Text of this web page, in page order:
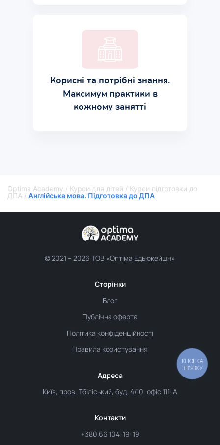
Корисні та потрібні знання.
Максимум практики в
кожному занятті
Optima Academy / Курси для дітей / Курси підготовки до
ДПА / Англійська мова. Підготовка до ДПА
© 2021 – 2026 ТОВ «Оптіма Едьюкейшн»
Сторінки
Блог
Публічна оферта
Політика конфіденційності
Правила користування
Адреса
Київ, пров. Тбіліський, буд. 4/10, офіс 111-А
Контакти
+380 66 104-19-19
КНОПКА
ЗВ'ЯЗКУ